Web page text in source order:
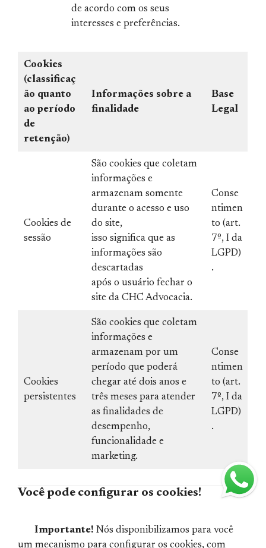
de acordo com os seus
interesses e preferências.
Cookies
(classificaç
ão quanto
ao período
de
retenção)
Informações sobre a
finalidade
Base
Legal
Cookies de
sessão
São cookies que coletam
informações e
armazenam somente
durante o acesso e uso
do site,
isso significa que as
informações são
descartadas
após o usuário fechar o
site da CHC Advocacia.
Conse
ntimen
to (art.
7º, I da
LGPD)
.
Cookies
persistentes
São cookies que coletam
informações e
armazenam por um
período que poderá
chegar até dois anos e
três meses para atender
as finalidades de
desempenho,
funcionalidade e
marketing.
Conse
ntimen
to (art.
7º, I da
LGPD)
.
Você pode configurar os cookies!
Importante! Nós disponibilizamos para você
um mecanismo para configurar os cookies, com